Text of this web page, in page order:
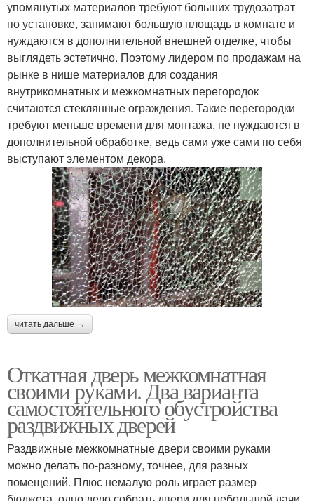
упомянутых материалов требуют больших трудозатрат
по установке, занимают большую площадь в комнате и
нуждаются в дополнительной внешней отделке, чтобы
выглядеть эстетично. Поэтому лидером по продажам на
рынке в нише материалов для создания
внутрикомнатных и межкомнатных перегородок
считаются стеклянные ограждения. Такие перегородки
требуют меньше времени для монтажа, не нуждаются в
дополнительной обработке, ведь сами уже сами по себя
выступают элементом декора.
читать дальше →
Откатная дверь межкомнатная
своими руками. Два варианта
самостоятельного обустройства
раздвижных дверей
Раздвижные межкомнатные двери своими руками
можно делать по-разному, точнее, для разных
помещений. Плюс немалую роль играет размер